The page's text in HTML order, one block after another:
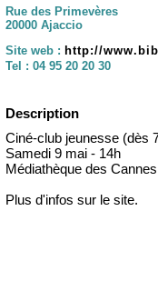
Rue des Primevères
20000 Ajaccio
Site web : http://
Tel : 04 95 20 20 30
Description
Ciné-club jeunesse (dès
Samedi 9 mai - 14h
Médiathèque des
Plus d'infos sur le site.